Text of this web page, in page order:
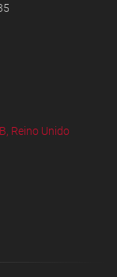
Reino Unido